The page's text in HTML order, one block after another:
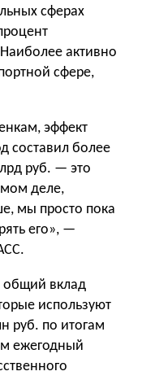
сферах
активно
сфере,
эффект
составил более
руб. — это
деле,
мы просто пока
его», —
общий вклад
используют
руб. по итогам
ежегодный